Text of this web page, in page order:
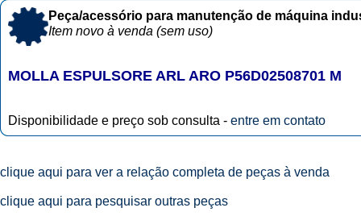
Peça/acessório para manutenção de máquina
Item novo à venda (sem uso)
MOLLA ESPULSORE ARL ARO P56D02508701 M
Disponibilidade e preço sob consulta - entre em contato
clique aqui para ver a relação completa de peças à venda
clique aqui para pesquisar outras peças